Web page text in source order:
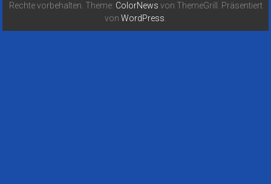
Rechte vorbehalten. Theme: ColorNews von ThemeGrill. Präsentiert
von WordPress